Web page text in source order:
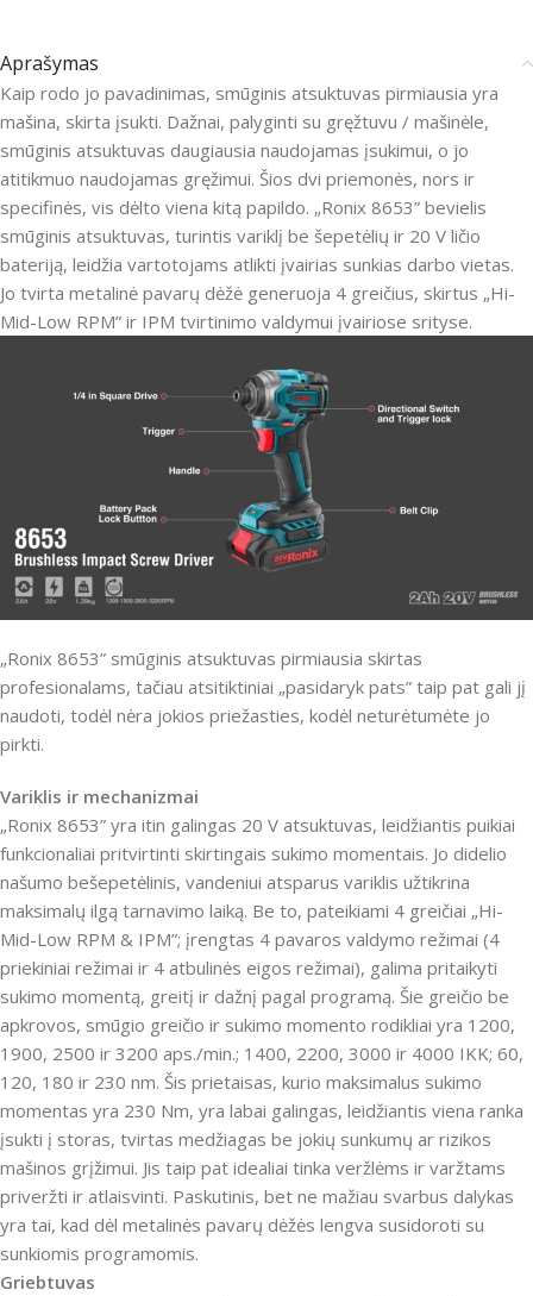
Aprašymas
Kaip rodo jo pavadinimas, smūginis atsuktuvas pirmiausia yra
mašina, skirta įsukti. Dažnai, palyginti su gręžtuvu / mašinėle,
smūginis atsuktuvas daugiausia naudojamas įsukimui, o jo
atitikmuo naudojamas gręžimui. Šios dvi priemonės, nors ir
specifinės, vis dėlto viena kitą papildo. „Ronix 8653” bevielis
smūginis atsuktuvas, turintis variklį be šepetėlių ir 20 V ličio
bateriją, leidžia vartotojams atlikti įvairias sunkias darbo vietas.
Jo tvirta metalinė pavarų dėžė generuoja 4 greičius, skirtus „Hi-
Mid-Low RPM” ir IPM tvirtinimo valdymui įvairiose srityse.
„Ronix 8653” smūginis atsuktuvas pirmiausia skirtas
profesionalams, tačiau atsitiktiniai „pasidaryk pats” taip pat gali jį
naudoti, todėl nėra jokios priežasties, kodėl neturėtumėte jo
pirkti.
Variklis ir mechanizmai
„Ronix 8653” yra itin galingas 20 V atsuktuvas, leidžiantis puikiai
funkcionaliai pritvirtinti skirtingais sukimo momentais. Jo didelio
našumo bešepetėlinis, vandeniui atsparus variklis užtikrina
maksimalų ilgą tarnavimo laiką. Be to, pateikiami 4 greičiai „Hi-
Mid-Low RPM & IPM”; įrengtas 4 pavaros valdymo režimai (4
priekiniai režimai ir 4 atbulinės eigos režimai), galima pritaikyti
sukimo momentą, greitį ir dažnį pagal programą. Šie greičio be
apkrovos, smūgio greičio ir sukimo momento rodikliai yra 1200,
1900, 2500 ir 3200 aps./min.; 1400, 2200, 3000 ir 4000 IKK; 60,
120, 180 ir 230 nm. Šis prietaisas, kurio maksimalus sukimo
momentas yra 230 Nm, yra labai galingas, leidžiantis viena ranka
įsukti į storas, tvirtas medžiagas be jokių sunkumų ar rizikos
mašinos grįžimui. Jis taip pat idealiai tinka veržlėms ir varžtams
priveržti ir atlaisvinti. Paskutinis, bet ne mažiau svarbus dalykas
yra tai, kad dėl metalinės pavarų dėžės lengva susidoroti su
sunkiomis programomis.
Griebtuvas